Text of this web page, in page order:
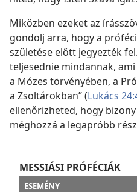
Miközben ezeket az
gondolj arra, hogy a
születése előtt jegyezték
teljesednie mindannak,
a Mózes törvényében, a
a Zsoltárokban” (Lukács
ellenőrizheted, hogy
méghozzá a legapróbb
MESSIÁSI PRÓFÉCIÁK
ESEMÉNY